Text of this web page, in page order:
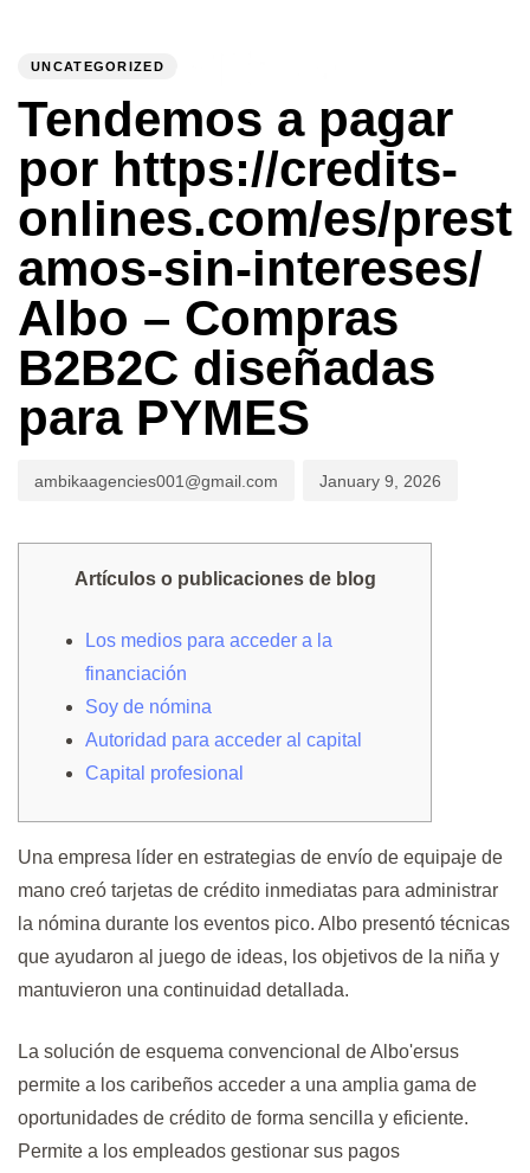
UNCATEGORIZED
Tendemos a pagar
por https://credits-
onlines.com/es/prest
amos-sin-intereses/
Albo – Compras
B2B2C diseñadas
para PYMES
ambikaagencies001@gmail.com January 9, 2026
Artículos o publicaciones de blog
Los medios para acceder a la
financiación
Soy de nómina
Autoridad para acceder al capital
Capital profesional
Una empresa líder en estrategias de envío de equipaje de
mano creó tarjetas de crédito inmediatas para administrar
la nómina durante los eventos pico. Albo presentó técnicas
que ayudaron al juego de ideas, los objetivos de la niña y
mantuvieron una continuidad detallada.
La solución de esquema convencional de Albo'ersus
permite a los caribeños acceder a una amplia gama de
oportunidades de crédito de forma sencilla y eficiente.
Permite a los empleados gestionar sus pagos